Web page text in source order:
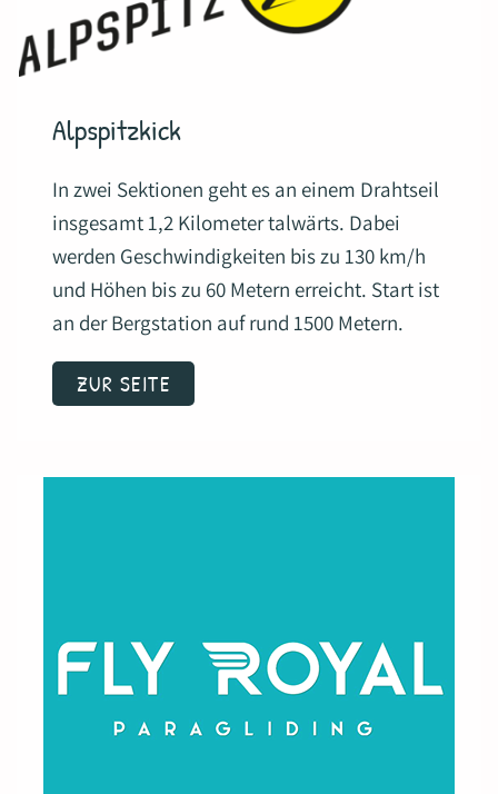
Alpspitzkick
In zwei Sektionen geht es an einem Drahtseil
insgesamt 1,2 Kilometer talwärts. Dabei
werden Geschwindigkeiten bis zu 130 km/h
und Höhen bis zu 60 Metern erreicht. Start ist
an der Bergstation auf rund 1500 Metern.
ZUR SEITE